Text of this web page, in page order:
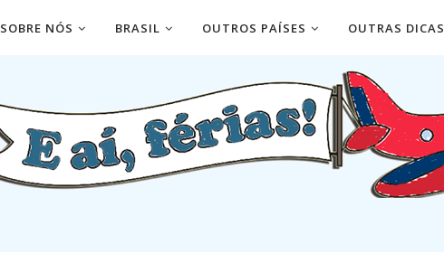
SOBRE NÓS BRASIL OUTROS PAÍSES OUTRAS DICAS